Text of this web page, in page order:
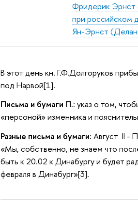
Фридерик Эрнст
при российском
Ян-Эрнст
В этот день кн. Г.Ф.Долгоруков
под Нарвой[1].
Письма и бумаги П.: указ о том,
«персоной» изменника и
Разные письма и бумаги: Август II -
«Мы, собственно, не знаем что
быть к 20.02 к Динабургу и будет
февраля в Динабург»[3].